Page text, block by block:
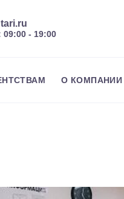
09:00 - 19:00
О КОМПАНИИ